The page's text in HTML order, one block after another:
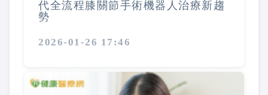
代全流程膝關節手術機器人治療新趨
勢
2026-01-26 17:46